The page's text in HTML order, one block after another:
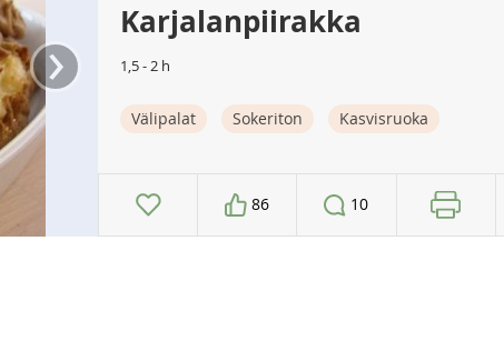
› Karjalanpiirakka
1,5 - 2 h
Välipalat Sokeriton Kasvisruoka
86 10